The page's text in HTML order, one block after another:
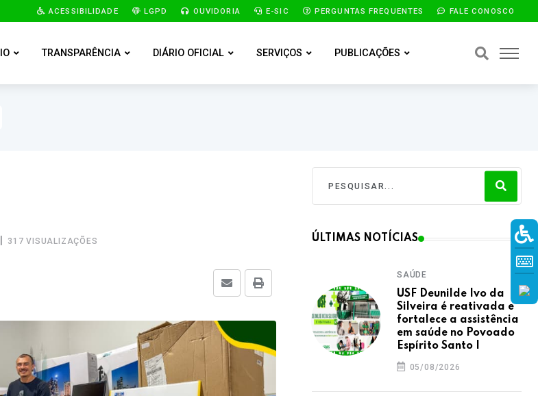
ACESSIBILIDADE LGPD OUVIDORIA E-SIC PERGUNTAS FREQUENTES FALE CONOSCO
TRANSPARÊNCIA DIÁRIO OFICIAL SERVIÇOS PUBLICAÇÕES
317 VISUALIZAÇÕES
E-mail
ÚLTIMAS NOTÍCIAS
SAÚDE
USF Deunilde Ivo da
Silveira é reativada e
fortalece a assistência
em saúde no Povoado
Espírito Santo I
05/08/2026